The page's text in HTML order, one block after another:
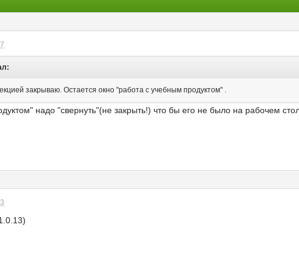
закрываю. Остается окно "работа с учебным продуктом" .
надо "свернуть"(не закрыть!) что бы его не было на рабочем